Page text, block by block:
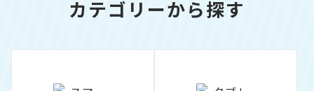
カテゴリーから探す